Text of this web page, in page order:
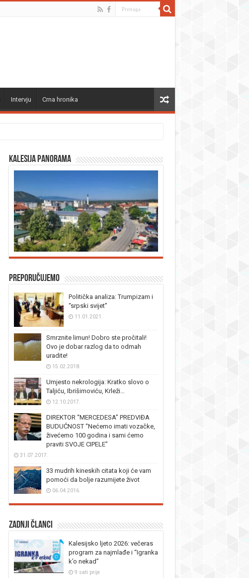
Intervju Crna hronika
Kalesija panorama
Preporučujemo
Politička analiza: Trumpizam i
“srpski svijet”
11.01.2021.
Smrznite limun! Dobro ste pročitali!
Ovo je dobar razlog da to odmah
uradite!
15.02.2018.
Umjesto nekrologija: Kratko slovo o
Taljiću, Ibrišimoviću, Krleži…
12.10.2017.
DIREKTOR “MERCEDESA” PREDVIĐA
BUDUĆNOST “Nećemo imati vozačke,
živećemo 100 godina i sami ćemo
praviti SVOJE CIPELE”
31.07.2017.
33 mudrih kineskih citata koji će vam
pomoći da bolje razumijete život
06.04.2016.
Zadnji članci
Kalesijsko ljeto 2026: večeras
program za najmlađe i “Igranka
k’o nekad”
9 sati prije